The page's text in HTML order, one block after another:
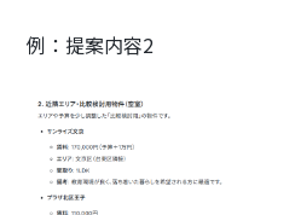
例：提案内容2